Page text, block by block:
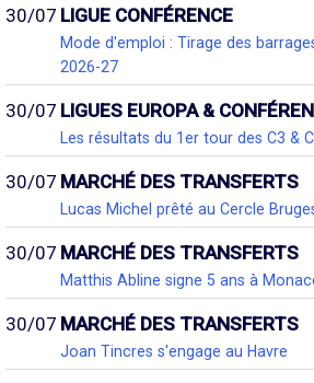
30/07 LIGUE CONFÉRENCE
Mode d'emploi : Tirage des
2026-27
30/07 LIGUES EUROPA &
Les résultats du 1er tour des C3 &
30/07 MARCHÉ DES TRANSFERTS
Lucas Michel prêté au Cercle
30/07 MARCHÉ DES TRANSFERTS
Matthis Abline signe 5 ans à
30/07 MARCHÉ DES TRANSFERTS
Joan Tincres s'engage au Havre